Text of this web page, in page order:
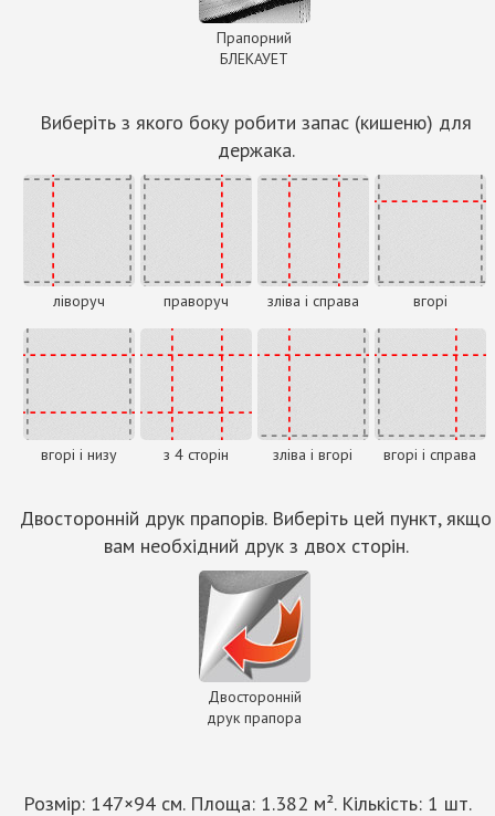
Прапорний
БЛЕКАУЕТ
Виберіть з якого боку робити запас (кишеню) для
держака.
ліворуч праворуч зліва і справа вгорі
вгорі і низу з 4 сторін зліва і вгорі вгорі і справа
Двосторонній друк прапорів. Виберіть цей пункт, якщо
вам необхідний друк з двох сторін.
Двосторонній
друк прапора
Розмір: 147×94 см. Площа: 1.382 м². Кількість: 1 шт.